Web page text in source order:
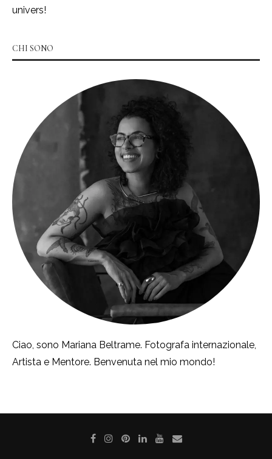
univers!
CHI SONO
Ciao, sono Mariana Beltrame. Fotografa internazionale,
Artista e Mentore. Benvenuta nel mio mondo!